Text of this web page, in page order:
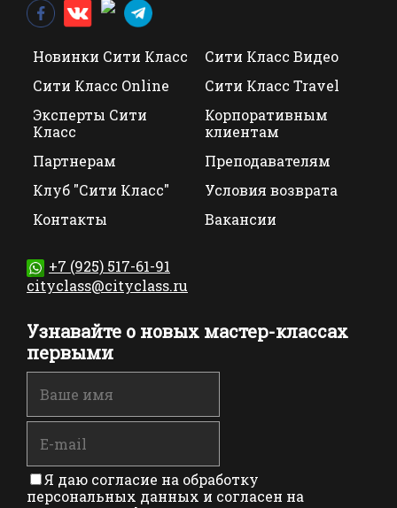
Новинки Сити Класс
Сити Класс Видео
Сити Класс Online
Сити Класс Travel
Эксперты Сити
Класс
Корпоративным
клиентам
Партнерам
Преподавателям
Клуб "Сити Класс"
Условия возврата
Контакты
Вакансии
+7 (925) 517-61-91
cityclass@cityclass.ru
Узнавайте о новых мастер-классах
первыми
Я даю согласие на обработку
персональных данных и согласен на